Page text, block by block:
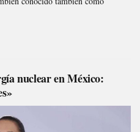
nuclear en México: